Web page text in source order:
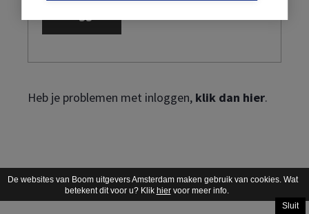
De websites van Boom uitgevers Amsterdam maken gebruik van cookies. Wat
betekent dit voor u? Klik hiervoor meer info.
Sluit
Heb je problemen met inloggen, klik dan hier.